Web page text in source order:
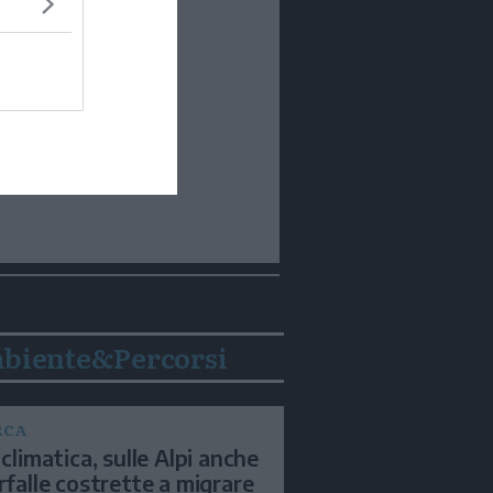
sulle Alpi anche
costrette a migrare